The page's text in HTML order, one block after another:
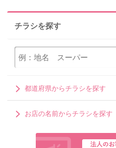
チラシを探す
都道府県からチラシを探す
お店の名前からチラシを探す